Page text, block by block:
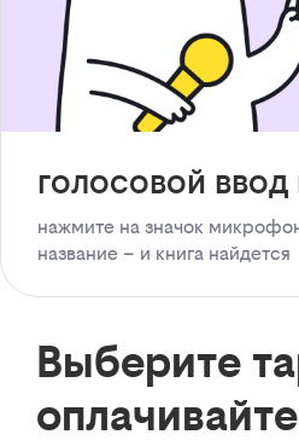
голосовой ввод
нажмите на значок
название – и книга найдется
Выберите